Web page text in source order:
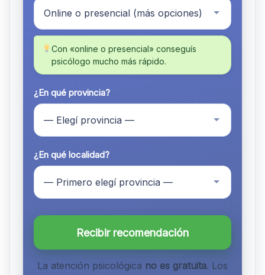
Con «online o presencial» conseguís
psicólogo mucho más rápido.
¿En qué provincia?
¿En qué localidad?
Recibir recomendación
La atención psicológica no es gratuita. Los